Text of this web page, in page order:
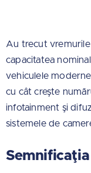
Au trecut vremurile
capacitatea
vehiculele
cu cât creşte
infotainment şi
sistemele de